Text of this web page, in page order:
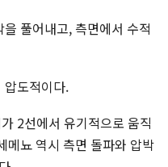
풀어내고, 측면에서 수적
압도적이다.
2선에서 유기적으로 움직
메뇨 역시 측면 돌파와 압박